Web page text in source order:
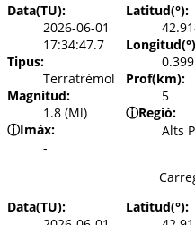
Data(TU):
2026-06-01
17:34:47.7
Tipus:
Terratrèmol
Magnitud:
1.8 (Ml)
ⓘImàx:
-
Latitud(°):
Prof(km):
5
ⓘRegió:
Alts
Data(TU):
Latitud(°):